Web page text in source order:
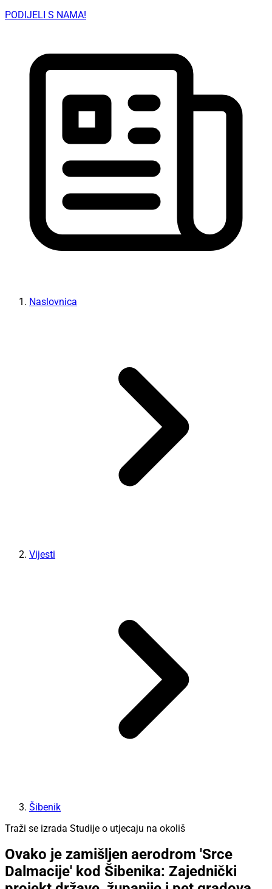
PODIJELI S NAMA!
Naslovnica
Vijesti
Šibenik
Traži se izrada Studije o utjecaju na okoliš
Ovako je zamišljen aerodrom 'Srce
Dalmacije' kod Šibenika: Zajednički